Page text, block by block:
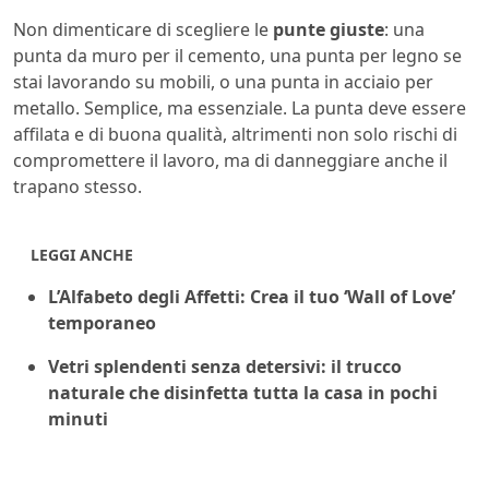
Non dimenticare di scegliere le punte giuste: una
punta da muro per il cemento, una punta per legno se
stai lavorando su mobili, o una punta in acciaio per
metallo. Semplice, ma essenziale. La punta deve essere
affilata e di buona qualità, altrimenti non solo rischi di
compromettere il lavoro, ma di danneggiare anche il
trapano stesso.
LEGGI ANCHE
L’Alfabeto degli Affetti: Crea il tuo ‘Wall of Love’
temporaneo
Vetri splendenti senza detersivi: il trucco
naturale che disinfetta tutta la casa in pochi
minuti